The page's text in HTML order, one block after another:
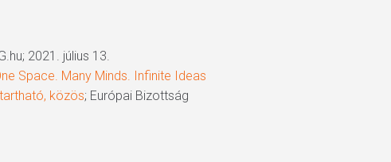
2021. július 13.
Space. Many Minds. Infinite Ideas
közös; Európai Bizottság